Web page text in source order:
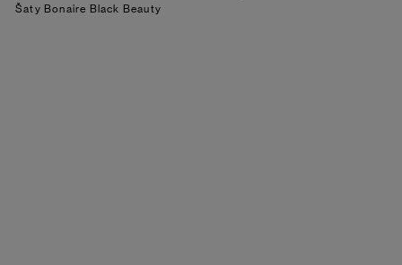
Šaty Bonaire Black Beauty